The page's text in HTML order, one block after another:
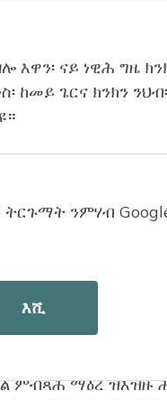
እዋን፡ ናይ ነዊሕ ግዜ
ጌርና ክንክን ንህብ፡
ኣሎ። ብመሰረት
መብዛሕትኡ ምድባት
ክኽእሉ እንከለዉ፡
ዝንቀሳቐሱ
መብራህቲ ከባቢኦም
እዩ።
ምብጻሕ ማዕረ ዝእዝዙ
ንምሃብ
እሺ